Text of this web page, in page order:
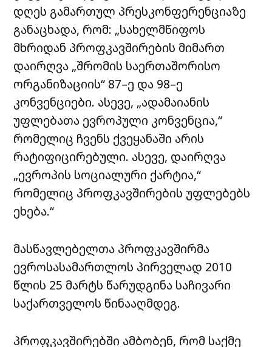
დღეს გამართულ პრესკონფერენციაზე
განაცხადა, რომ: „სახელმწიფოს
მხრიდან პროფკავშირების მიმართ
დაირღვა „შრომის საერთაშორისო
ორგანიზაციის“ 87–ე და 98–ე
კონვენციები. ასევე, „ადამაიანის
უფლებათა ევროპული კონვენცია,“
რომელიც ჩვენს ქვეყანაში არის
რატიფიცირებული. ასევე, დაირღვა
„ევროპის სოციალური ქარტია,“
რომელიც პროფკავშირების უფლებებს
ეხება.“
მასწავლებელთა პროფკავშირმა
ევროსასამართლოს პირველად 2010
წლის 25 მარტს წარუდგინა საჩივარი
საქართველოს წინააღმდეგ.
პროფკავშირებში ამბობენ, რომ საქმე